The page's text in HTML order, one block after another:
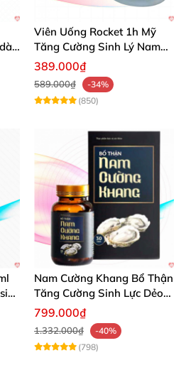
Viên Uống Rocket 1h Mỹ
Tăng Cường Sinh Lý Nam
Hỗ Trợ Mạnh
389.000₫
589.000₫
-34%
(850)
Nam Cường Khang Bổ Thận
Tăng Cường Sinh Lực Dẻo
Dai Mạnh Mẽ
799.000₫
1.332.000₫
-40%
(798)